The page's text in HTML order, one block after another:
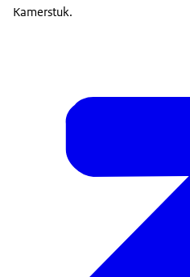
Kamerstuk.